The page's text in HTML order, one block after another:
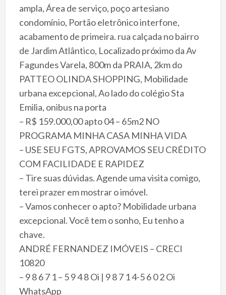
ampla, Área de serviço, poço artesiano
condomínio, Portão eletrônico interfone,
acabamento de primeira. rua calçada no bairro
de Jardim Atlântico, Localizado próximo da Av
Fagundes Varela, 800m da PRAIA, 2km do
PATTEO OLINDA SHOPPING, Mobilidade
urbana excepcional, Ao lado do colégio Sta
Emilia, onibus na porta
– R$ 159.000,00 apto 04 – 65m2 NO
PROGRAMA MINHA CASA MINHA VIDA
– USE SEU FGTS, APROVAMOS SEU CRÉDITO
COM FACILIDADE E RAPIDEZ
– Tire suas dúvidas. Agende uma visita comigo,
terei prazer em mostrar o imóvel.
– Vamos conhecer o apto? Mobilidade urbana
excepcional. Você tem o sonho, Eu tenho a
chave.
ANDRÉ FERNANDEZ IMÓVEIS – CRECI
10820
– 9 8 6 7 1 – 5 9 4 8 Oi | 9 8 7 1 4-5 6 0 2 Oi
WhatsApp